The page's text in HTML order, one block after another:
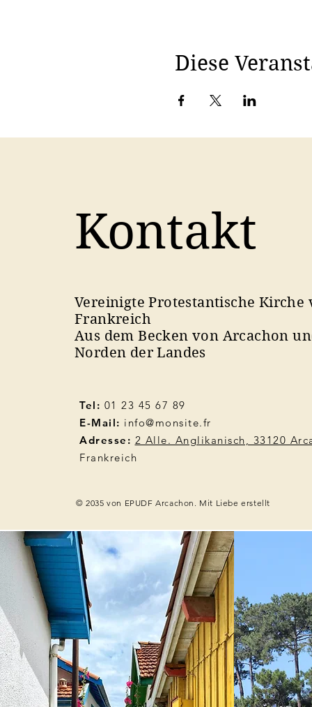
Diese
Kontakt
Vereinigte Protestantische Kirche
Frankreich
Aus dem Becken von Arcachon
Norden der Landes
Tel: 01 23 45 67 89
E-Mail: info@monsite.fr
Adresse: 2 Alle. Anglikanisch, 33120
Frankreich
© 2035 von EPUDF Arcachon. Mit Liebe erstellt